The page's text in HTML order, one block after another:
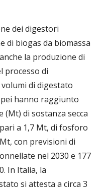
dei digestori
di biogas da biomassa
la produzione di
processo di
di digestato
hanno raggiunto
di sostanza secca
a 1,7 Mt, di fosforo
con previsioni di
nel 2030 e 177
In Italia, la
si attesta a circa 3